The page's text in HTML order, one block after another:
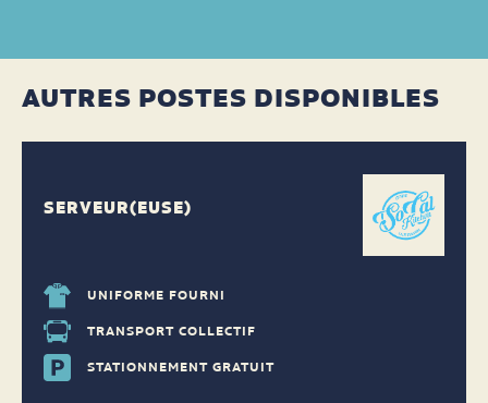
AUTRES POSTES DISPONIBLES
SERVEUR(EUSE)
UNIFORME FOURNI
TRANSPORT COLLECTIF
STATIONNEMENT GRATUIT